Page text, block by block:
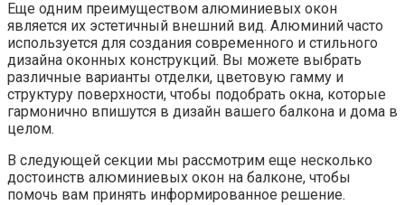
Еще одним преимуществом алюминиевых окон
является их эстетичный внешний вид.​ Алюминий часто
используется для создания современного и стильного
дизайна оконных конструкций.​ Вы можете выбрать
различные варианты отделки, цветовую гамму и
структуру поверхности, чтобы подобрать окна, которые
гармонично впишутся в дизайн вашего балкона и дома в
целом.​
В следующей секции мы рассмотрим еще несколько
достоинств алюминиевых окон на балконе, чтобы
помочь вам принять информированное решение.​